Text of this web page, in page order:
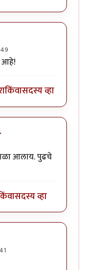
आहे!
किंवासदस्य व्हा
आलाय. पुढचे
सदस्य व्हा